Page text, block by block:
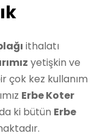
ithalatı
yetişkin ve
çok kez kullanım
Erbe Koter
ki bütün Erbe